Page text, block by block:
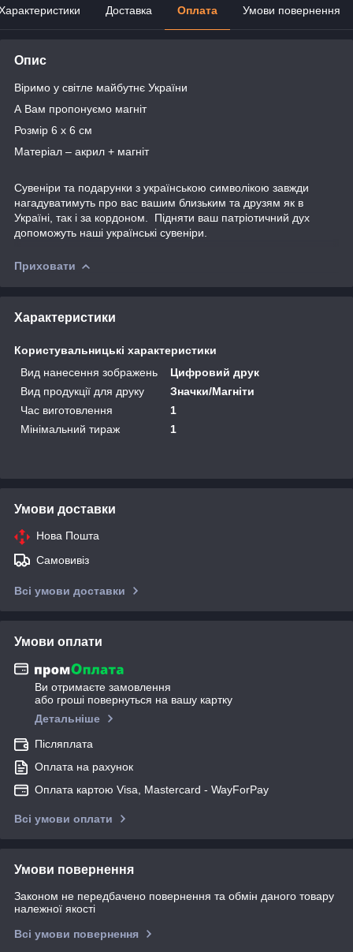
Доставка Оплата Умови повернення
Опис
Віримо у світле майбутнє України
А Вам пропонуємо магніт
Розмір 6 х 6 см
Матеріал – акрил + магніт
Сувеніри та подарунки з українською символікою завжди
нагадуватимуть про вас вашим близьким та друзям як в
Україні, так і за кордоном. Підняти ваш патріотичний дух
допоможуть наші українські сувеніри.
Приховати
Характеристики
Користувальницькі характеристики
Вид нанесення зображень
Цифровий друк
Вид продукції для друку
Значки/Магніти
Час виготовлення
1
Мінімальний тираж
1
Умови доставки
Нова Пошта
Самовивіз
Всі умови доставки
Умови оплати
Ви отримаєте замовлення
або гроші повернуться на вашу картку
Детальніше
Післяплата
Оплата на рахунок
Оплата картою Visa, Mastercard - WayForPay
Всі умови оплати
Умови повернення
Законом не передбачено повернення та обмін даного товару
належної якості
Всі умови повернення